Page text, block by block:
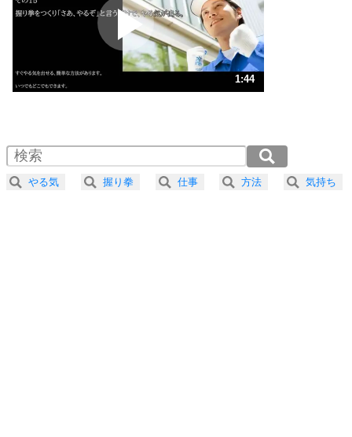
ポジティブになれない原因は、行動しないから。
ポジティブ思考になる30の方法
ストレス対策
人生、なんとかなるもの。
気楽に生きる30の方法
4 器の大きい人は、怒りを優しさで表現する。
1:44
2.0倍速 （205KB 52秒）
2.5倍速 （164KB 41秒）
3.0倍速 （137KB 34秒）
やる気 握り拳 仕事 方法 気持ち